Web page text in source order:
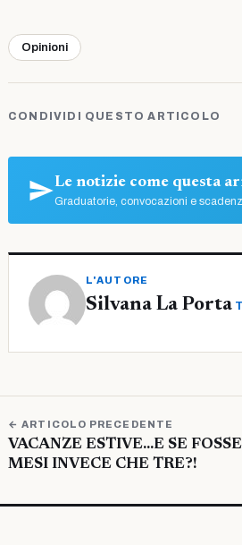
Opinioni
CONDIVIDI QUESTO ARTICOLO
Le notizie come questa
Graduatorie, convocazioni e
L'AUTORE
Silvana La Porta
← ARTICOLO PRECEDENTE
VACANZE ESTIVE…E SE
MESI INVECE CHE TRE?!